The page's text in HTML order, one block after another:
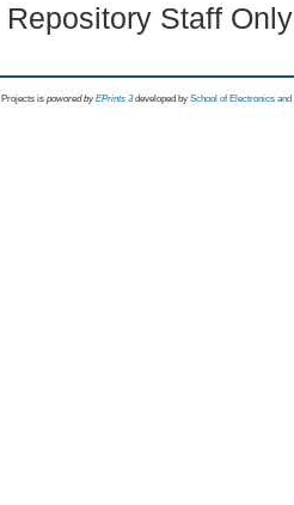
Repository Staff
Projects is powored byEPrints 3 developed by School of Electronics